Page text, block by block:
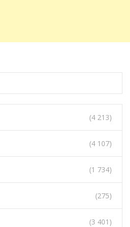
(4 213)
(4 107)
(1 734)
(275)
(3 401)